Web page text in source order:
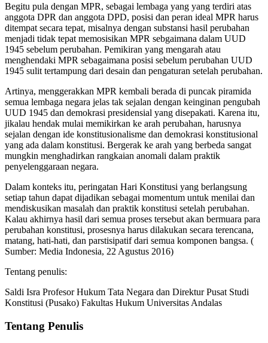
Begitu pula dengan MPR, sebagai lembaga yang yang terdiri atas
anggota DPR dan anggota DPD, posisi dan peran ideal MPR harus
ditempat secara tepat, misalnya dengan substansi hasil perubahan
menjadi tidak tepat memosisikan MPR sebgaimana dalam UUD
1945 sebelum perubahan. Pemikiran yang mengarah atau
menghendaki MPR sebagaimana posisi sebelum perubahan UUD
1945 sulit tertampung dari desain dan pengaturan setelah perubahan.
Artinya, menggerakkan MPR kembali berada di puncak piramida
semua lembaga negara jelas tak sejalan dengan keinginan pengubah
UUD 1945 dan demokrasi presidensial yang disepakati. Karena itu,
jikalau hendak mulai memikirkan ke arah perubahan, harusnya
sejalan dengan ide konstitusionalisme dan demokrasi konstitusional
yang ada dalam konstitusi. Bergerak ke arah yang berbeda sangat
mungkin menghadirkan rangkaian anomali dalam praktik
penyelenggaraan negara.
Dalam konteks itu, peringatan Hari Konstitusi yang berlangsung
setiap tahun dapat dijadikan sebagai momentum untuk menilai dan
mendiskusikan masalah dan praktik konstitusi setelah perubahan.
Kalau akhirnya hasil dari semua proses tersebut akan bermuara para
perubahan konstitusi, prosesnya harus dilakukan secara terencana,
matang, hati-hati, dan parstisipatif dari semua komponen bangsa. (
Sumber: Media Indonesia, 22 Agustus 2016)
Tentang penulis:
Saldi Isra Profesor Hukum Tata Negara dan Direktur Pusat Studi
Konstitusi (Pusako) Fakultas Hukum Universitas Andalas
Tentang Penulis